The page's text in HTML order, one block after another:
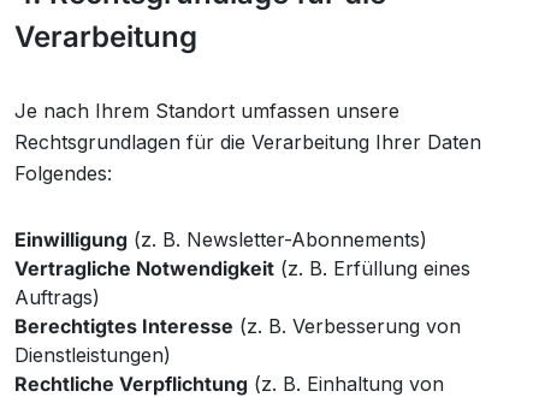
Verarbeitung
Je nach Ihrem Standort umfassen unsere
Rechtsgrundlagen für die Verarbeitung Ihrer Daten
Folgendes:
Einwilligung (z. B. Newsletter-Abonnements)
Vertragliche Notwendigkeit (z. B. Erfüllung eines
Auftrags)
Berechtigtes Interesse (z. B. Verbesserung von
Dienstleistungen)
Rechtliche Verpflichtung (z. B. Einhaltung von